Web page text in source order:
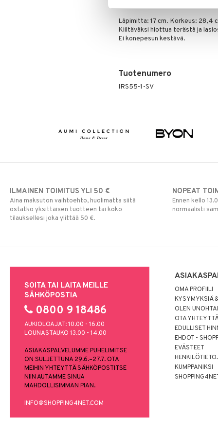
Läpimitta: 17 cm. Korkeus: 28,4
Kiiltäväksi hiottua terästä ja
Ei konepesun kestävä.
Tuotenumero
IRS55-1-SV
ILMAINEN TOIMITUS YLI 50 €
Aina maksuton vaihtoehto, huolimatta siitä
ostatko yksittäisen tuotteen tai koko
tilauksellesi joka ylittää 50 €.
NOPEAT
Ennen kello
normaalisti
SOITA TAI LAITA MEILLE
SÄHKÖPOSTIA
0800 9 18486
AUKIOLOAJAT: 10.00 - 16.00
LOUNASTAUKO 13.00 - 14.00
ASIAKASPALVELUMME PUHELIMITSE
ON SULJETTUNA 29.6.–27.7. OTA
MEIHIN YHTEYTTÄ SÄHKÖPOSTITSE
NIIN AUTAMME SINUA
MAHDOLLISIMMAN PIAN.
INFO@SHOPPING4NET.COM
OMA PROFIILI
KYSYMYKSIÄ
OLEN
OTA
EDULLISET
EHDOT -
EVÄSTEET
KUMPPANIKSI